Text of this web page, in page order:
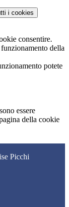
i cookies
consentire.
della
potete
essere
della cookie
Picchi